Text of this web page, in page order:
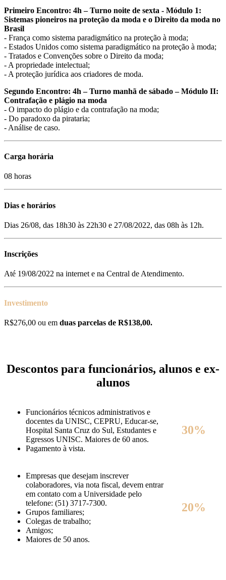
Primeiro Encontro: 4h – Turno noite de sexta - Módulo 1:
Sistemas pioneiros na proteção da moda e o Direito da moda no
Brasil
- França como sistema paradigmático na proteção à moda;
- Estados Unidos como sistema paradigmático na proteção à moda;
- Tratados e Convenções sobre o Direito da moda;
- A propriedade intelectual;
- A proteção jurídica aos criadores de moda.
Segundo Encontro: 4h – Turno manhã de sábado – Módulo II:
Contrafação e plágio na moda
- O impacto do plágio e da contrafação na moda;
- Do paradoxo da pirataria;
- Análise de caso.
Carga horária
08 horas
Dias e horários
Dias 26/08, das 18h30 às 22h30 e 27/08/2022, das 08h às 12h.
Inscrições
Até 19/08/2022 na internet e na Central de Atendimento.
Investimento
R$276,00 ou em duas parcelas de R$138,00.
Descontos para funcionários, alunos e ex-
alunos
Funcionários técnicos administrativos e
docentes da UNISC, CEPRU, Educar-se,
Hospital Santa Cruz do Sul, Estudantes e
Egressos UNISC. Maiores de 60 anos.
Pagamento à vista.
30%
Empresas que desejam inscrever
colaboradores, via nota fiscal, devem entrar
em contato com a Universidade pelo
telefone: (51) 3717-7300.
Grupos familiares;
Colegas de trabalho;
Amigos;
Maiores de 50 anos.
20%